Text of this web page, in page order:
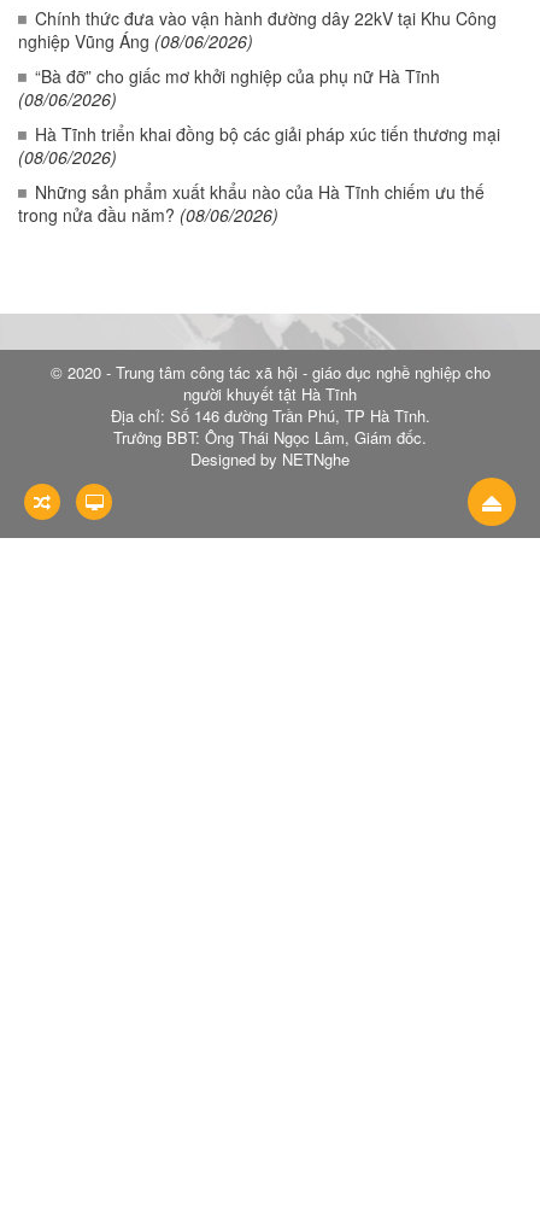
Chính thức đưa vào vận hành đường dây 22kV tại Khu Công
nghiệp Vũng Áng (08/06/2026)
“Bà đỡ” cho giấc mơ khởi nghiệp của phụ nữ Hà Tĩnh
(08/06/2026)
Hà Tĩnh triển khai đồng bộ các giải pháp xúc tiến thương mại
(08/06/2026)
Những sản phẩm xuất khẩu nào của Hà Tĩnh chiếm ưu thế
trong nửa đầu năm? (08/06/2026)
© 2020 - Trung tâm công tác xã hội - giáo dục nghề nghiệp cho
người khuyết tật Hà Tĩnh
Địa chỉ: Số 146 đường Trần Phú, TP Hà Tĩnh.
Trưởng BBT: Ông Thái Ngọc Lâm, Giám đốc.
Designed by NETNghe